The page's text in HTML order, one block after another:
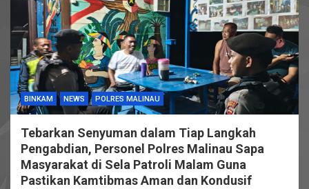
BINKAM NEWS POLRES MALINAU
Tebarkan Senyuman dalam Tiap Langkah
Pengabdian, Personel Polres Malinau Sapa
Masyarakat di Sela Patroli Malam Guna
Pastikan Kamtibmas Aman dan Kondusif